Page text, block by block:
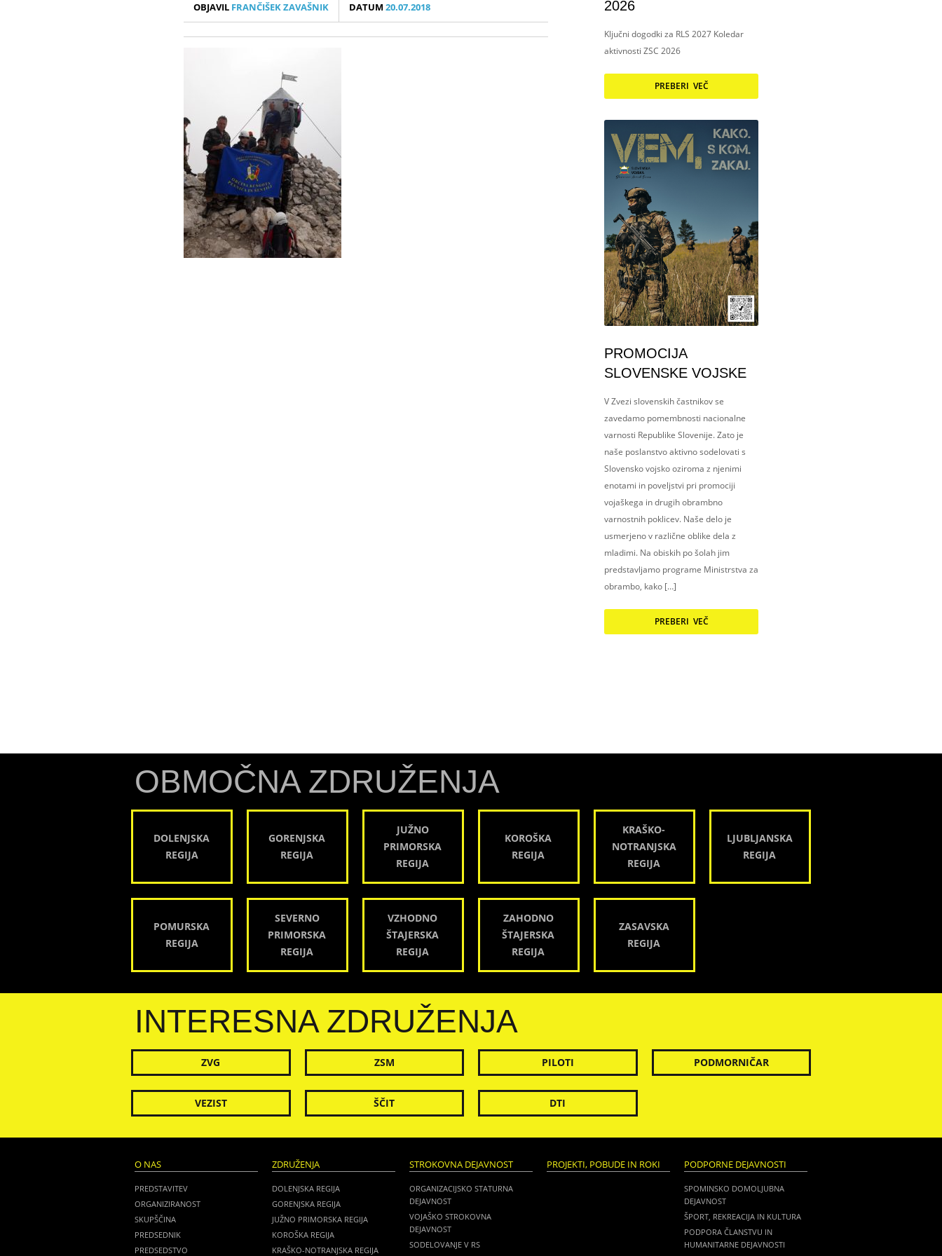
OBJAVIL FRANČIŠEK ZAVAŠNIK DATUM20.07.2018 2026
Ključni dogodki za RLS 2027 Koledar
aktivnosti ZSC 2026
PREBERI VEČ
PROMOCIJA
SLOVENSKE VOJSKE
V Zvezi slovenskih častnikov se
zavedamo pomembnosti nacionalne
varnosti Republike Slovenije. Zato je
naše poslanstvo aktivno sodelovati s
Slovensko vojsko oziroma z njenimi
enotami in poveljstvi pri promociji
vojaškega in drugih obrambno
varnostnih poklicev. Naše delo je
usmerjeno v različne oblike dela z
mladimi. Na obiskih po šolah jim
predstavljamo programe Ministrstva za
obrambo, kako […]
PREBERI VEČ
OBMOČNA ZDRUŽENJA
DOLENJSKA
REGIJA
GORENJSKA
REGIJA
JUŽNO
PRIMORSKA
REGIJA
KOROŠKA
REGIJA
KRAŠKO-
NOTRANJSKA
REGIJA
LJUBLJANSKA
REGIJA
POMURSKA
REGIJA
SEVERNO
PRIMORSKA
REGIJA
VZHODNO
ŠTAJERSKA
REGIJA
ZAHODNO
ŠTAJERSKA
REGIJA
ZASAVSKA
REGIJA
INTERESNA ZDRUŽENJA
ZVG ZSM PILOTI PODMORNIČAR
VEZIST ŠČIT DTI
O NAS
PREDSTAVITEV
ORGANIZIRANOST
SKUPŠČINA
PREDSEDNIK
PREDSEDSTVO
ZDRUŽENJA
DOLENJSKA REGIJA
GORENJSKA REGIJA
JUŽNO PRIMORSKA REGIJA
KOROŠKA REGIJA
KRAŠKO-NOTRANJSKA REGIJA
STROKOVNA DEJAVNOST
ORGANIZACIJSKO STATURNA
DEJAVNOST
VOJAŠKO STROKOVNA
DEJAVNOST
SODELOVANJE V RS
PROJEKTI, POBUDE IN ROKI PODPORNE DEJAVNOSTI
SPOMINSKO DOMOLJUBNA
DEJAVNOST
ŠPORT, REKREACIJA IN KULTURA
PODPORA ČLANSTVU IN
HUMANITARNE DEJAVNOSTI